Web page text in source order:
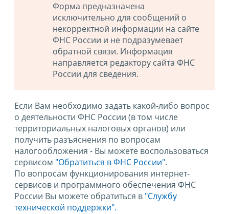
Форма предназначена
исключительно для сообщений о
некорректной информации на сайте
ФНС России и не подразумевает
обратной связи. Информация
направляется редактору сайта ФНС
России для сведения.
Если Вам необходимо задать какой-либо вопрос
о деятельности ФНС России (в том числе
территориальных налоговых органов) или
получить разъяснения по вопросам
налогообложения - Вы можете воспользоваться
сервисом "Обратиться в ФНС России".
По вопросам функционирования интернет-
сервисов и программного обеспечения ФНС
России Вы можете обратиться в "Службу
технической поддержки".